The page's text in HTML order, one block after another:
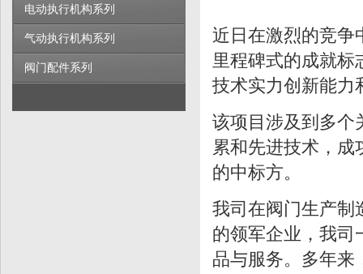
电动执行机构系列
气动执行机构系列
阀门配件系列
近日在激烈的竞争
里程碑式的成就标
技术实力创新能力
该项目涉及到多个
累和先进技术，
的中标方。
我司在阀门生产制
的领军企业，我司
品与服务。多年来